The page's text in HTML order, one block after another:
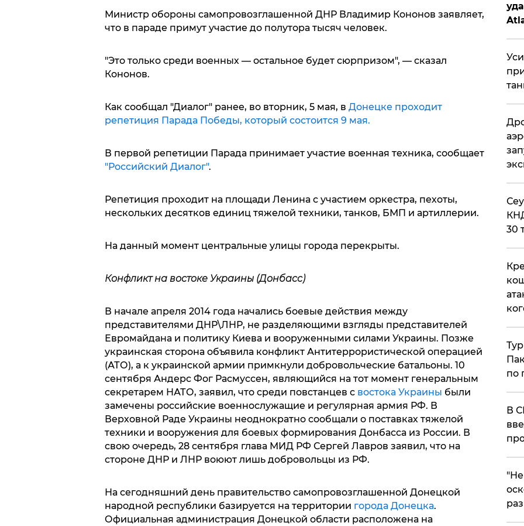
Министр обороны самопровозглашенной ДНР Владимир Кононов заявляет,
что в параде примут участие до полутора тысяч человек.
"Это только среди военных — остальное будет сюрпризом", — сказал
Кононов.
Как сообщал "Диалог" ранее, во вторник, 5 мая, в Донецке проходит
репетиция Парада Победы, который состоится 9 мая.
В первой репетиции Парада принимает участие военная техника, сообщает
"Российский Диалог".
Репетиция проходит на площади Ленина с участием оркестра, пехоты,
нескольких десятков единиц тяжелой техники, танков, БМП и артиллерии.
На данный момент центральные улицы города перекрыты.
Конфликт на востоке Украины (Донбасс)
В начале апреля 2014 года начались боевые действия между
представителями ДНР\ЛНР, не разделяющими взгляды представителей
Евромайдана и политику Киева и вооруженными силами Украины. Позже
украинская сторона объявила конфликт Антитеррористической операцией
(АТО), а к украинской армии примкнули добровольческие батальоны. 10
сентября Андерс Фог Расмуссен, являющийся на тот момент генеральным
секретарем НАТО, заявил, что среди повстанцев с востока Украины были
замечены российские военнослужащие и регулярная армия РФ. В
Верховной Раде Украины неоднократно сообщали о поставках тяжелой
техники и вооружения для боевых формирования Донбасса из России. В
свою очередь, 28 сентября глава МИД РФ Сергей Лавров заявил, что на
стороне ДНР и ЛНР воюют лишь добровольцы из РФ.
На сегодняшний день правительство самопровозглашенной Донецкой
народной республики базируется на территории города Донецка.
Официальная администрация Донецкой области расположена на
30
по
В